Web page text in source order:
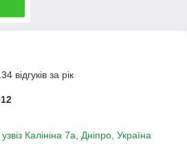
відгуків за рік
Калініна 7а, Дніпро, Україна